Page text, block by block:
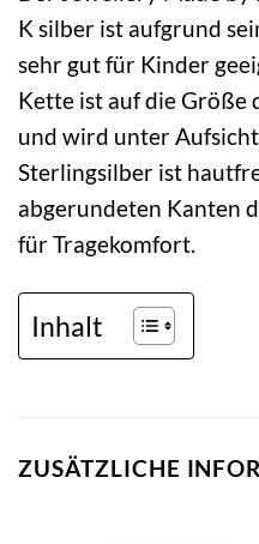
K silber ist aufgrund
sehr gut für Kinder
Kette ist auf die Größe
und wird unter
Sterlingsilber ist
abgerundeten Kanten
für Tragekomfort.
Inhalt
ZUSÄTZLICHE